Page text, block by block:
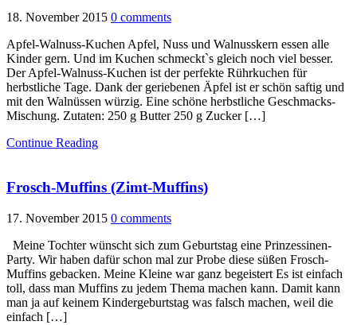
18. November 2015 0 comments
Apfel-Walnuss-Kuchen Apfel, Nuss und Walnusskern essen alle
Kinder gern. Und im Kuchen schmeckt`s gleich noch viel besser.
Der Apfel-Walnuss-Kuchen ist der perfekte Rührkuchen für
herbstliche Tage. Dank der geriebenen Äpfel ist er schön saftig und
mit den Walnüssen würzig. Eine schöne herbstliche Geschmacks-
Mischung. Zutaten: 250 g Butter 250 g Zucker […]
Continue Reading
Frosch-Muffins (Zimt-Muffins)
17. November 2015 0 comments
Meine Tochter wünscht sich zum Geburtstag eine Prinzessinen-
Party. Wir haben dafür schon mal zur Probe diese süßen Frosch-
Muffins gebacken. Meine Kleine war ganz begeistert Es ist einfach
toll, dass man Muffins zu jedem Thema machen kann. Damit kann
man ja auf keinem Kindergeburtstag was falsch machen, weil die
einfach […]